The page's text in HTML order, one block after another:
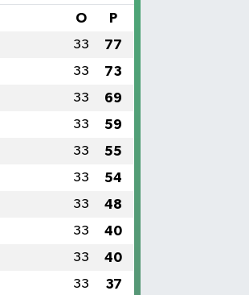
O P
33 77
33 73
33 69
33 59
33 55
33 54
33 48
33 40
33 40
33 37